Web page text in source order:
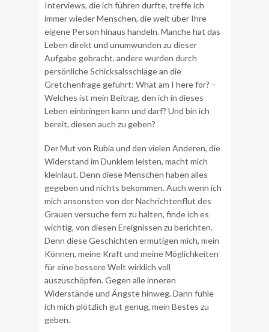
Interviews, die ich führen durfte, treffe ich
immer wieder Menschen, die weit über Ihre
eigene Person hinaus handeln. Manche hat das
Leben direkt und unumwunden zu dieser
Aufgabe gebracht, andere wurden durch
persönliche Schicksalsschläge an die
Gretchenfrage geführt: What am I here for? –
Welches ist mein Beitrag, den ich in dieses
Leben einbringen kann und darf? Und bin ich
bereit, diesen auch zu geben?
Der Mut von Rubia und den vielen Anderen, die
Widerstand im Dunklem leisten, macht mich
kleinlaut. Denn diese Menschen haben alles
gegeben und nichts bekommen. Auch wenn ich
mich ansonsten von der Nachrichtenflut des
Grauen versuche fern zu halten, finde ich es
wichtig, von diesen Ereignissen zu berichten.
Denn diese Geschichten ermutigen mich, mein
Können, meine Kraft und meine Möglichkeiten
für eine bessere Welt wirklich voll
auszuschöpfen. Gegen alle inneren
Widerstände und Ängste hinweg. Dann fühle
ich mich plötzlich gut genug, mein Bestes zu
geben.